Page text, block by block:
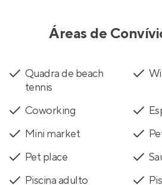
Áreas de
Quadra de beach
tennis
Coworking
Mini market
Pet place
Piscina adulto